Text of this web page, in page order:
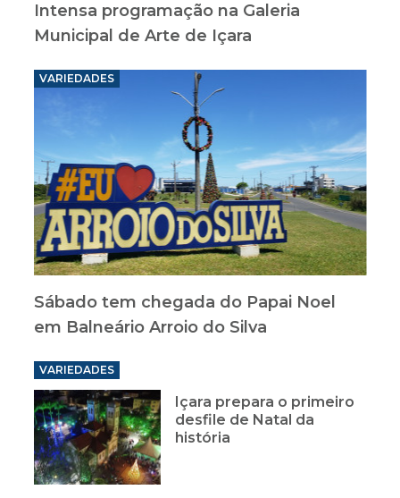
Intensa programação na Galeria
Municipal de Arte de Içara
VARIEDADES
Sábado tem chegada do Papai Noel
em Balneário Arroio do Silva
VARIEDADES
Içara prepara o primeiro
desfile de Natal da
história